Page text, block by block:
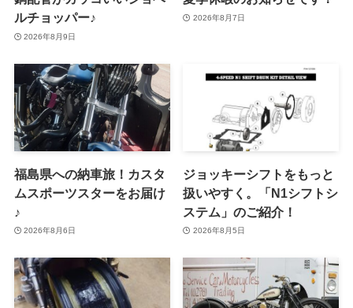
ルチョッパー♪
2026年8月9日
2026年8月7日
福島県への納車旅！カスタ
ムスポーツスターをお届け
♪
2026年8月6日
ジョッキーシフトをもっと
扱いやすく。「N1シフトシ
ステム」のご紹介！
2026年8月5日